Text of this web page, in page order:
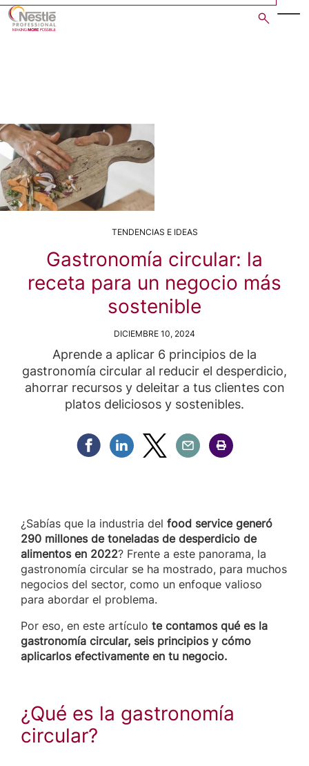
Skip
TENDENCIAS E IDEAS
Gastronomía circular: la
receta para un negocio más
sostenible
DICIEMBRE 10, 2024
Aprende a aplicar 6 principios de la
gastronomía circular al reducir el desperdicio,
ahorrar recursos y deleitar a tus clientes con
platos deliciosos y sostenibles.
Compartir Facebook
Compartir Linkedin
Compartir Twitter
Compartir Email
Compartir Imprimir
¿Sabías que la industria del food service generó
290 millones de toneladas de desperdicio de
alimentos en 2022? Frente a este panorama, la
gastronomía circular se ha mostrado, para muchos
negocios del sector, como un enfoque valioso
para abordar el problema.
Por eso, en este artículo te contamos qué es la
gastronomía circular, seis principios y cómo
aplicarlos efectivamente en tu negocio.
¿Qué es la gastronomía
circular?